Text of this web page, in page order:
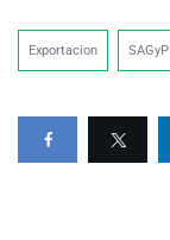
Exportacion SAGyP